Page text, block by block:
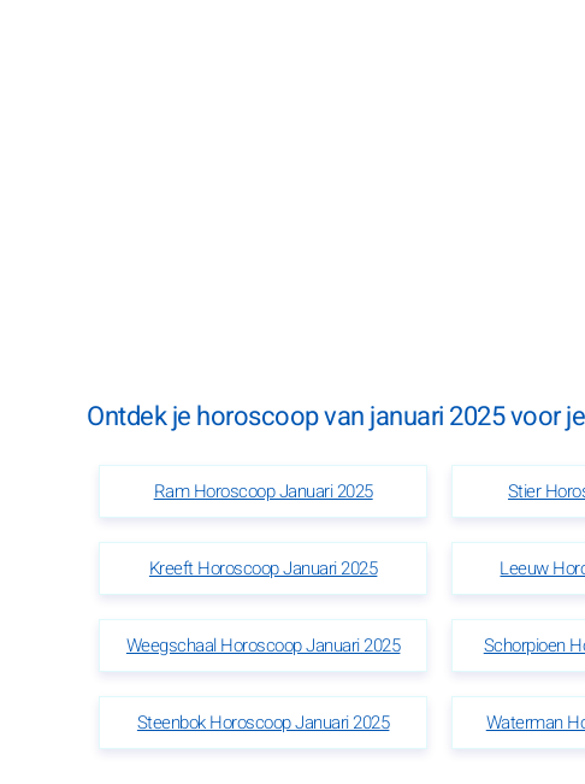
Ontdek je horoscoop van januari 2025 voor
Ram Horoscoop Januari 2025 Stier
Kreeft Horoscoop Januari 2025 Leeuw
Weegschaal Horoscoop Januari 2025 Schorpioen
Steenbok Horoscoop Januari 2025 Waterman